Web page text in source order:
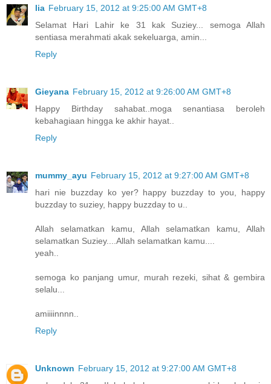
lia February 15, 2012 at 9:25:00 AM GMT+8
Selamat Hari Lahir ke 31 kak Suziey... semoga Allah
sentiasa merahmati akak sekeluarga, amin...
Reply
Gieyana February 15, 2012 at 9:26:00 AM GMT+8
Happy Birthday sahabat..moga senantiasa beroleh
kebahagiaan hingga ke akhir hayat..
Reply
mummy_ayu February 15, 2012 at 9:27:00 AM GMT+8
hari nie buzzday ko yer? happy buzzday to you, happy
buzzday to suziey, happy buzzday to u..
Allah selamatkan kamu, Allah selamatkan kamu, Allah
selamatkan Suziey....Allah selamatkan kamu....
yeah..
semoga ko panjang umur, murah rezeki, sihat & gembira
selalu...
amiiiinnnn..
Reply
Unknown February 15, 2012 at 9:27:00 AM GMT+8